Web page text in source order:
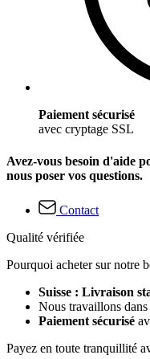
Paiement sécurisé
avec cryptage SSL
Avez-vous besoin d'aide
nous poser vos questions.
Contact
Qualité vérifiée
Pourquoi acheter sur notre
Suisse : Livraison
Nous travaillons dans
Paiement sécurisé
Payez en toute tranquillité